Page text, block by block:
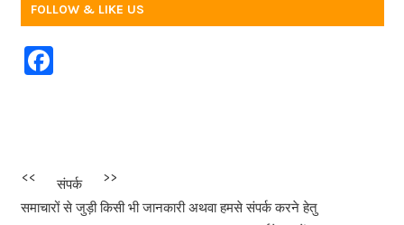
FOLLOW & LIKE US
F
b
o
<<< संपर्क
>>>
समाचारों से जुड़ी किसी भी जानकारी अथवा हमसे संपर्क करने हेतु